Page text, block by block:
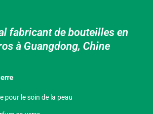
fabricant de bouteilles en
à Guangdong, Chine
pour le soin de la peau